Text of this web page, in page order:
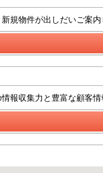
規物件が出しだいご案内
報収集力と豊富な顧客情